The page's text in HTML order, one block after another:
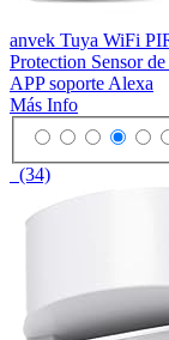
anvek Tuya WiFi
Protection Sensor
APP soporte Alexa
Más Info
(34)